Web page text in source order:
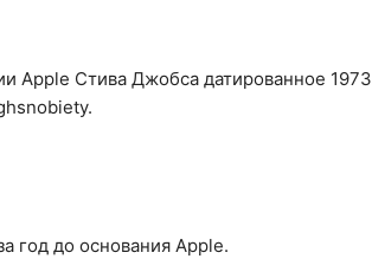
Apple Стива Джобса датированное 1973
год до основания Apple.